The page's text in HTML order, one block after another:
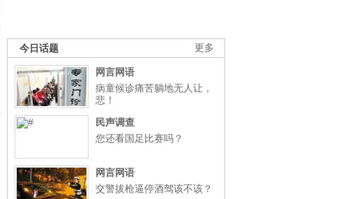
更多
今日话题
网言网语
病童候诊痛苦躺地无人让，
悲！
民声调查
您还看国足比赛吗？
网言网语
交警拔枪逼停酒驾该不该？